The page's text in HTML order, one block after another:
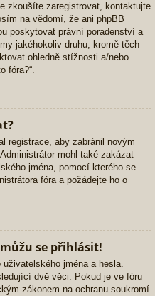
zkoušíte zaregistrovat, kontaktujte
na vědomí, že ani phpBB
poskytovat právní poradenství a
jakéhokoliv druhu, kromě těch
ohledně stížnosti a/nebo
fóra?“.
registrace, aby zabránil novým
mohl také zakázat
jména, pomocí kterého se
fóra a požádejte ho o
se přihlásit!
jména a hesla.
dvě věci. Pokud je ve fóru
zákonem na ochranu soukromí